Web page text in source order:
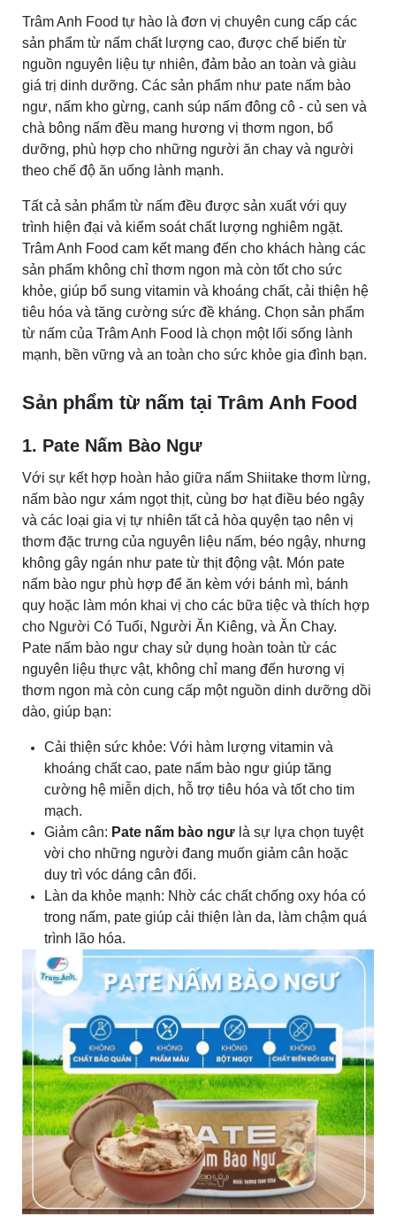
Trâm Anh Food tự hào là đơn vị chuyên cung cấp các
sản phẩm từ nấm chất lượng cao, được chế biến từ
nguồn nguyên liệu tự nhiên, đảm bảo an toàn và giàu
giá trị dinh dưỡng. Các sản phẩm như pate nấm bào
ngư, nấm kho gừng, canh súp nấm đông cô - củ sen và
chà bông nấm đều mang hương vị thơm ngon, bổ
dưỡng, phù hợp cho những người ăn chay và người
theo chế độ ăn uống lành mạnh.
Tất cả sản phẩm từ nấm đều được sản xuất với quy
trình hiện đại và kiểm soát chất lượng nghiêm ngặt.
Trâm Anh Food cam kết mang đến cho khách hàng các
sản phẩm không chỉ thơm ngon mà còn tốt cho sức
khỏe, giúp bổ sung vitamin và khoáng chất, cải thiện hệ
tiêu hóa và tăng cường sức đề kháng. Chọn sản phẩm
từ nấm của Trâm Anh Food là chọn một lối sống lành
mạnh, bền vững và an toàn cho sức khỏe gia đình bạn.
Sản phẩm từ nấm tại Trâm Anh Food
1. Pate Nấm Bào Ngư
Với sự kết hợp hoàn hảo giữa nấm Shiitake thơm lừng,
nấm bào ngư xám ngọt thịt, cùng bơ hạt điều béo ngậy
và các loại gia vị tự nhiên tất cả hòa quyện tạo nên vị
thơm đặc trưng của nguyên liệu nấm, béo ngậy, nhưng
không gây ngán như pate từ thịt động vật. Món pate
nấm bào ngư phù hợp để ăn kèm với bánh mì, bánh
quy hoặc làm món khai vị cho các bữa tiệc và thích hợp
cho Người Có Tuổi, Người Ăn Kiêng, và Ăn Chay.
Pate nấm bào ngư chay sử dụng hoàn toàn từ các
nguyên liệu thực vật, không chỉ mang đến hương vị
thơm ngon mà còn cung cấp một nguồn dinh dưỡng dồi
dào, giúp bạn:
Cải thiện sức khỏe: Với hàm lượng vitamin và
khoáng chất cao, pate nấm bào ngư giúp tăng
cường hệ miễn dịch, hỗ trợ tiêu hóa và tốt cho tim
mạch.
Giảm cân: Pate nấm bào ngư là sự lựa chọn tuyệt
vời cho những người đang muốn giảm cân hoặc
duy trì vóc dáng cân đối.
Làn da khỏe mạnh: Nhờ các chất chống oxy hóa có
trong nấm, pate giúp cải thiện làn da, làm chậm quá
trình lão hóa.